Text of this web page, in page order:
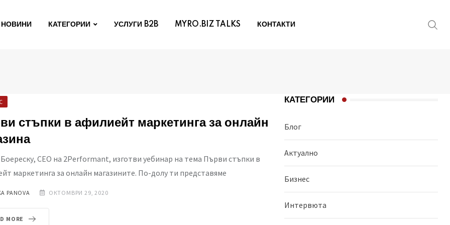
НОВИНИ КАТЕГОРИИ УСЛУГИ B2B MYRO.BIZ TALKS КОНТАКТИ
стъпки в афилиейт маркетинга за онлайн
СЕО на 2Performant, изготви уебинар на тема Първи стъпки в
маркетинга за онлайн магазините. По-долу ти представяме
PANOVA ОКТОМВРИ 29, 2020
MORE
КАТЕГОРИИ
Блог
Aктуално
Бизнес
Интервюта